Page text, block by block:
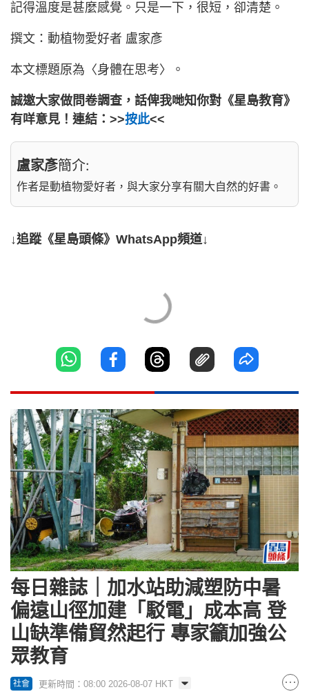
記得溫度是甚麼感覺。只是一下，很短，卻清楚。
撰文：動植物愛好者 盧家彥
本文標題原為〈身體在思考〉。
誠邀大家做問卷調查，話俾我哋知你對《星島教育》
有咩意見！連結：>>按此<<
盧家彥簡介:
作者是動植物愛好者，與大家分享有關大自然的好書。
↓追蹤《星島頭條》WhatsApp頻道↓
每日雜誌｜加水站助減塑防中暑
偏遠山徑加建「駁電」成本高 登
山缺準備貿然起行 專家籲加強公
眾教育
社會 更新時間：08:00 2026-08-07 HKT